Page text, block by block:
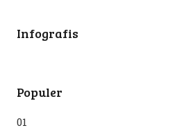
Infografis
Populer
01